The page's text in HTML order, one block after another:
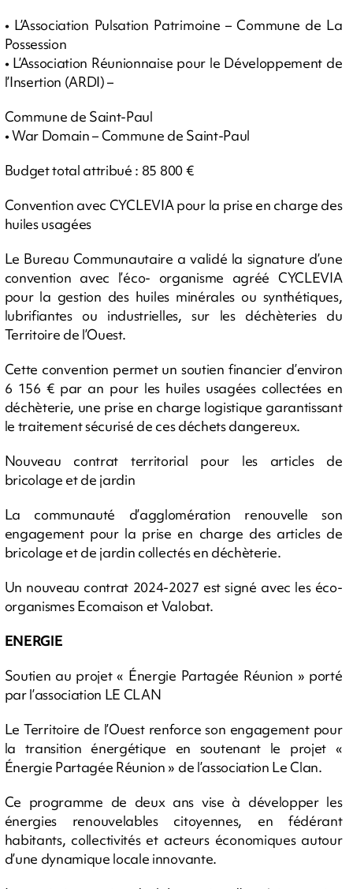
• L’Association Pulsation Patrimoine – Commune de La
Possession
• L’Association Réunionnaise pour le Développement de
l’Insertion (ARDI) –
Commune de Saint-Paul
• War Domain – Commune de Saint-Paul
Budget total attribué : 85 800 €
Convention avec CYCLEVIA pour la prise en charge des
huiles usagées
Le Bureau Communautaire a validé la signature d’une
convention avec l’éco- organisme agréé CYCLEVIA
pour la gestion des huiles minérales ou synthétiques,
lubrifiantes ou industrielles, sur les déchèteries du
Territoire de l’Ouest.
Cette convention permet un soutien financier d’environ
6 156 € par an pour les huiles usagées collectées en
déchèterie, une prise en charge logistique garantissant
le traitement sécurisé de ces déchets dangereux.
Nouveau contrat territorial pour les articles de
bricolage et de jardin
La communauté d’agglomération renouvelle son
engagement pour la prise en charge des articles de
bricolage et de jardin collectés en déchèterie.
Un nouveau contrat 2024-2027 est signé avec les éco-
organismes Ecomaison et Valobat.
ENERGIE
Soutien au projet « Énergie Partagée Réunion » porté
par l’association LE CLAN
Le Territoire de l’Ouest renforce son engagement pour
la transition énergétique en soutenant le projet «
Énergie Partagée Réunion » de l’association Le Clan.
Ce programme de deux ans vise à développer les
énergies renouvelables citoyennes, en fédérant
habitants, collectivités et acteurs économiques autour
d’une dynamique locale innovante.